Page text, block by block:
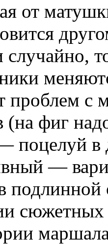
от
случайно,
проблем с
(на фиг
поцелуй
—
подлинной